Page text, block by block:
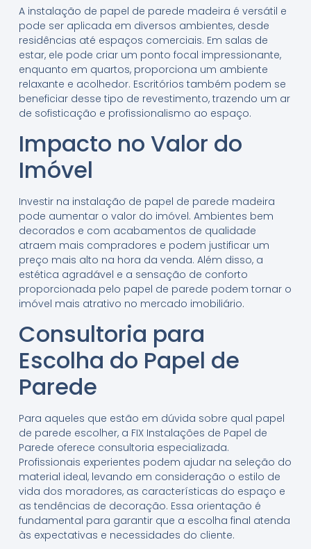
A instalação de papel de parede madeira é versátil e
pode ser aplicada em diversos ambientes, desde
residências até espaços comerciais. Em salas de
estar, ele pode criar um ponto focal impressionante,
enquanto em quartos, proporciona um ambiente
relaxante e acolhedor. Escritórios também podem se
beneficiar desse tipo de revestimento, trazendo um ar
de sofisticação e profissionalismo ao espaço.
Impacto no Valor do
Imóvel
Investir na instalação de papel de parede madeira
pode aumentar o valor do imóvel. Ambientes bem
decorados e com acabamentos de qualidade
atraem mais compradores e podem justificar um
preço mais alto na hora da venda. Além disso, a
estética agradável e a sensação de conforto
proporcionada pelo papel de parede podem tornar o
imóvel mais atrativo no mercado imobiliário.
Consultoria para
Escolha do Papel de
Parede
Para aqueles que estão em dúvida sobre qual papel
de parede escolher, a FIX Instalações de Papel de
Parede oferece consultoria especializada.
Profissionais experientes podem ajudar na seleção do
material ideal, levando em consideração o estilo de
vida dos moradores, as características do espaço e
as tendências de decoração. Essa orientação é
fundamental para garantir que a escolha final atenda
às expectativas e necessidades do cliente.